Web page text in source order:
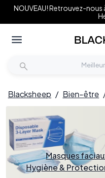
NOUVEAU! Retrouvez-nous
Blacksheep / Bien-être
Masques
Hygiène &